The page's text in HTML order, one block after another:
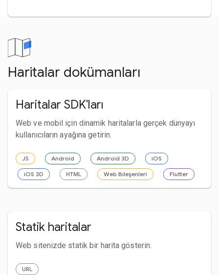
Haritalar dokümanları
Haritalar SDK'ları
Web ve mobil için dinamik haritalarla gerçek dünyayı
kullanıcıların ayağına getirin.
JS Android Android 3D iOS
iOS 3D HTML Web Bileşenleri Flutter
Statik haritalar
Web sitenizde statik bir harita gösterin.
URL